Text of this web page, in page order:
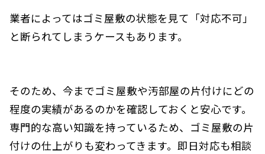
業者によってはゴミ屋敷の状態を見て「対応不可」
と断られてしまうケースもあります。
そのため、今までゴミ屋敷や汚部屋の片付けにどの
程度の実績があるのかを確認しておくと安心です。
専門的な高い知識を持っているため、ゴミ屋敷の片
付けの仕上がりも変わってきます。即日対応も相談